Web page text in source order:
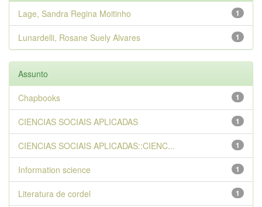
1
Lage, Sandra Regina Moitinho
1
Lunardelli, Rosane Suely Alvares
Assunto
1
Chapbooks
1
CIENCIAS SOCIAIS APLICADAS
1
CIENCIAS SOCIAIS APLICADAS::CIENC...
1
Information science
1
Literatura de cordel